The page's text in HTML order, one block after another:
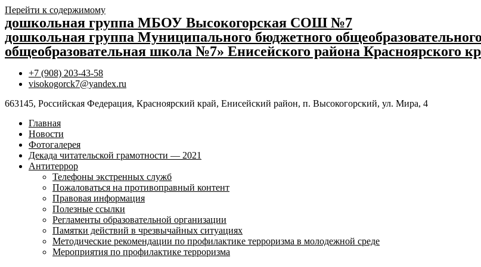
Перейти к содержимому
дошкольная группа МБОУ Высокогорская СОШ №7
дошкольная группа Муниципального бюджетного
общеобразовательная школа №7» Енисейского района Красноярского
+7 (908) 203-43-58
visokogorck7@yandex.ru
663145, Российская Федерация, Красноярский край, Енисейский район, п. Высокогорский, ул. Мира, 4
Главная
Новости
Фотогалерея
Декада читательской грамотности — 2021
Антитеррор
Телефоны экстренных служб
Пожаловаться на противоправный контент
Правовая информация
Полезные ссылки
Регламенты образовательной организации
Памятки действий в чрезвычайных ситуациях
Методические рекомендации по профилактике терроризма в молодежной среде
Мероприятия по профилактике терроризма